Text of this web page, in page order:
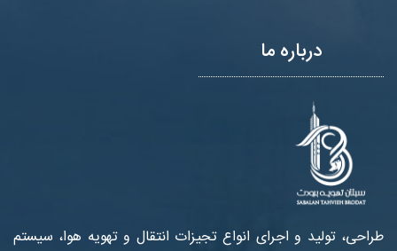
درباره ما
طراحی، تولید و اجرای انواع تجیزات انتقال و تهویه هوا، سیستم